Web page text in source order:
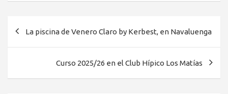
La piscina de Venero Claro by Kerbest, en Navaluenga
Curso 2025/26 en el Club Hípico Los Matías